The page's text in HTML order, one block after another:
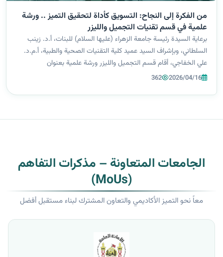
من الفكرة إلى النجاح: التسويق كأداة لتحقيق التميز .. ورشة
علمية في قسم تقنيات التجميل والليزر
برعاية السيدة رئيسة جامعة الزهراء (عليها السلام) للبنات، أ.د. زينب
السلطاني، وبإشراف السيد عميد كلية التقنيات الصحية والطبية، أ.م.د.
علي الخفاجي، أقام قسم التجميل والليزر ورشة علمية بعنوان
"التسويق"، قدّمتها المعيدة السيدة فاطمة أحمد عمران، في إطار سعي
2026/04/16
362
الجامعات المتعاونة – مذكرات التفاهم
(MoUs)
معاً نحو التميز الأكاديمي والتعاون المشترك لبناء مستقبل أفضل